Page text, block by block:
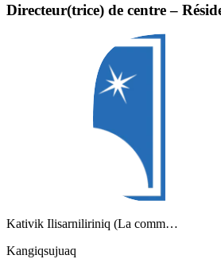
Directeur(trice) de centre –
Kativik Ilisarniliriniq (La comm…
Kangiqsujuaq